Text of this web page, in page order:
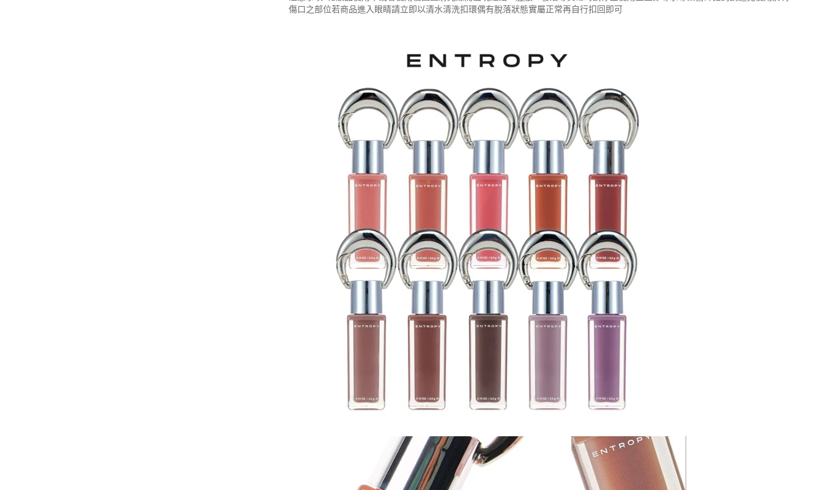
傷口之部位若商品進入眼睛請立即以清水清洗扣環偶有脫落狀態實屬正常再自行扣回即可